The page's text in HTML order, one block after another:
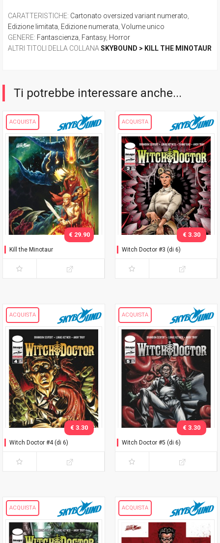
CARATTERISTICHE: Cartonato oversized variant numerato
Edizione limitata Edizione numerata Volume unico
GENERE: Fantascienza Fantasy, Horror
ALTRI TITOLI DELLA COLLANA SKYBOUND > KILL THE MINOTAUR
Ti potrebbe interessare anche...
ACQUISTA
Kill the Minotaur
€ 29.90
ACQUISTA
Witch Doctor #3 (di 6)
€ 3.30
ACQUISTA
Witch Doctor #4 (di 6)
€ 3.30
ACQUISTA
Witch Doctor #5 (di 6)
€ 3.30
ACQUISTA ACQUISTA